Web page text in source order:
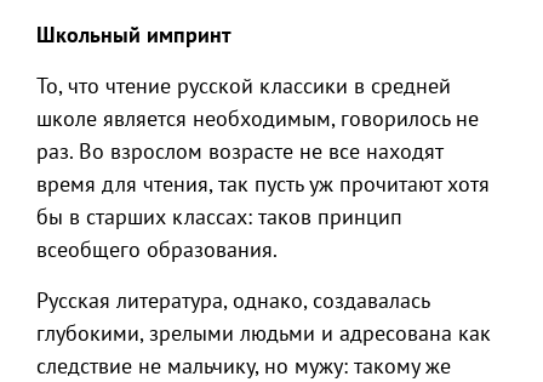
Школьный импринт
То, что чтение русской классики в средней
школе является необходимым, говорилось не
раз. Во взрослом возрасте не все находят
время для чтения, так пусть уж прочитают хотя
бы в старших классах: таков принцип
всеобщего образования.
Русская литература, однако, создавалась
глубокими, зрелыми людьми и адресована как
следствие не мальчику, но мужу: такому же